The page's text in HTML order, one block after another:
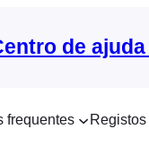
de
frequentes